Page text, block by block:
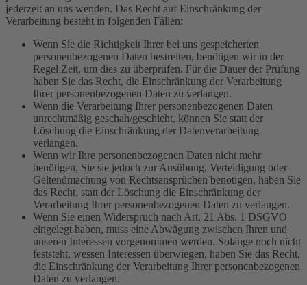
jederzeit an uns wenden. Das Recht auf Einschränkung der
Verarbeitung besteht in folgenden Fällen:
Wenn Sie die Richtigkeit Ihrer bei uns gespeicherten
personenbezogenen Daten bestreiten, benötigen wir in der
Regel Zeit, um dies zu überprüfen. Für die Dauer der Prüfung
haben Sie das Recht, die Einschränkung der Verarbeitung
Ihrer personenbezogenen Daten zu verlangen.
Wenn die Verarbeitung Ihrer personenbezogenen Daten
unrechtmäßig geschah/geschieht, können Sie statt der
Löschung die Einschränkung der Datenverarbeitung
verlangen.
Wenn wir Ihre personenbezogenen Daten nicht mehr
benötigen, Sie sie jedoch zur Ausübung, Verteidigung oder
Geltendmachung von Rechtsansprüchen benötigen, haben Sie
das Recht, statt der Löschung die Einschränkung der
Verarbeitung Ihrer personenbezogenen Daten zu verlangen.
Wenn Sie einen Widerspruch nach Art. 21 Abs. 1 DSGVO
eingelegt haben, muss eine Abwägung zwischen Ihren und
unseren Interessen vorgenommen werden. Solange noch nicht
feststeht, wessen Interessen überwiegen, haben Sie das Recht,
die Einschränkung der Verarbeitung Ihrer personenbezogenen
Daten zu verlangen.